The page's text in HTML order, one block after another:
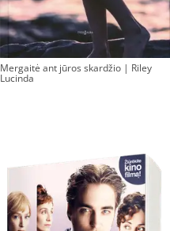
Mergaitė ant jūros skardžio | Riley
Lucinda